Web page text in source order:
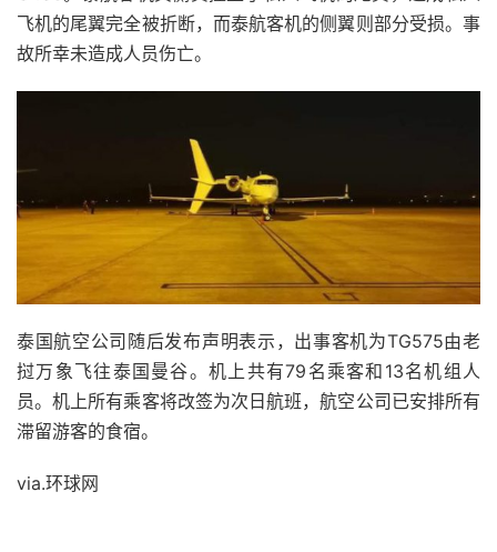
飞机的尾翼完全被折断，而泰航客机的侧翼则部分受损。事
故所幸未造成人员伤亡。
泰国航空公司随后发布声明表示，出事客机为TG575由老
挝万象飞往泰国曼谷。机上共有79名乘客和13名机组人
员。机上所有乘客将改签为次日航班，航空公司已安排所有
滞留游客的食宿。
via.环球网